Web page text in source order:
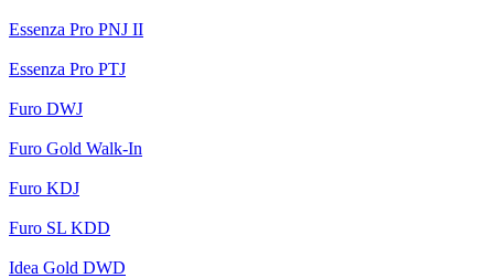
Essenza Pro PNJ II
Essenza Pro PTJ
Furo DWJ
Furo Gold Walk-In
Furo KDJ
Furo SL KDD
Idea Gold DWD